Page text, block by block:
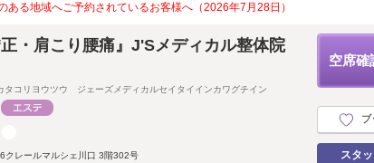
ある地域へご予約されているお客様へ（2026年7月28日）
空席確
ブ
スタ
正・肩こり腰痛』J'Sメディカル整体院
タコリヨウツウ ジェーズメディカルセイタイインカワグチイン
クレールマルシェ川口 3階302号